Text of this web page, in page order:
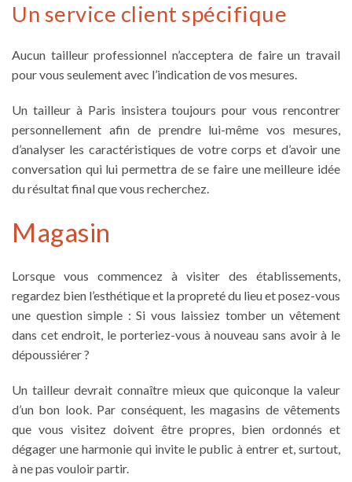
Un service client spécifique
Aucun tailleur professionnel n’acceptera de faire un travail
pour vous seulement avec l’indication de vos mesures.
Un tailleur à Paris insistera toujours pour vous rencontrer
personnellement afin de prendre lui-même vos mesures,
d’analyser les caractéristiques de votre corps et d’avoir une
conversation qui lui permettra de se faire une meilleure idée
du résultat final que vous recherchez.
Magasin
Lorsque vous commencez à visiter des établissements,
regardez bien l’esthétique et la propreté du lieu et posez-vous
une question simple : Si vous laissiez tomber un vêtement
dans cet endroit, le porteriez-vous à nouveau sans avoir à le
dépoussiérer ?
Un tailleurdevrait connaître mieux que quiconque la valeur
d’un bon look. Par conséquent, les magasins de vêtements
que vous visitez doivent être propres, bien ordonnés et
dégager une harmonie qui invite le public à entrer et, surtout,
à ne pas vouloir partir.